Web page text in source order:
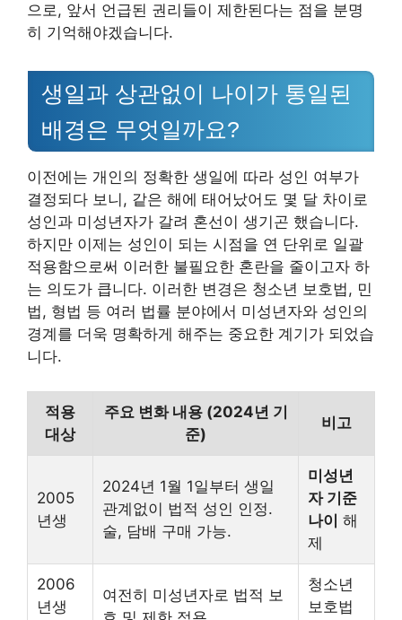
으로, 앞서 언급된 권리들이 제한된다는 점을 분명
히 기억해야겠습니다.
생일과 상관없이 나이가 통일된
배경은 무엇일까요?
이전에는 개인의 정확한 생일에 따라 성인 여부가
결정되다 보니, 같은 해에 태어났어도 몇 달 차이로
성인과 미성년자가 갈려 혼선이 생기곤 했습니다.
하지만 이제는 성인이 되는 시점을 연 단위로 일괄
적용함으로써 이러한 불필요한 혼란을 줄이고자 하
는 의도가 큽니다. 이러한 변경은 청소년 보호법, 민
법, 형법 등 여러 법률 분야에서 미성년자와 성인의
경계를 더욱 명확하게 해주는 중요한 계기가 되었습
니다.
적용
대상
주요 변화 내용 (2024년 기
준)
비고
2005
년생
2024년 1월 1일부터 생일
관계없이 법적 성인 인정.
술, 담배 구매 가능.
미성년
자 기준
나이 해
제
2006
년생
여전히 미성년자로 법적 보
청소년
보호법